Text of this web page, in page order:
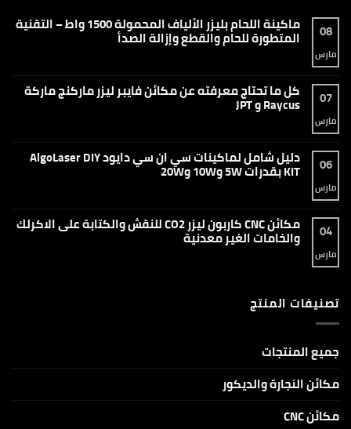
08
مارس
ماكينة اللحام بليزر الألياف المحمولة 1500 واط – التقنية
المتطورة للحام والقطع وإزالة الصدأ
ماكينة
اللحام
بليزر
–
التقنية
المتطورة
07
مارس
كل ما تحتاج معرفته عن مكائن فايبر ليزر ماركنج ماركة
Raycus و JPT
كل
ما
تحتاج
ليزر
ماركنج
ماركة
06
مارس
دليل شامل لماكينات سي ان سي دايود AlgoLaser DIY
KIT بقدرات 5W و10W و20W
دليل
شامل
لماكينات
DIY
KIT
و20W
04
مارس
مكائن CNC كاربون ليزر CO2 للنقش والكتابة على الاكرلك
والخامات الغير معدنية
CNC
كاربون
والكتابة
على
الغير
معدنية
تصنيفات المنتج
جميع المنتجات
مكائن النجارة والديكور
مكائن CNC